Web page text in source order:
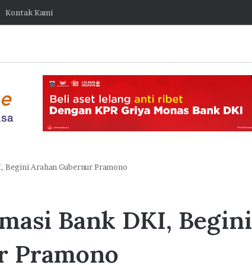
Kontak Kami
Arahan Gubernur Pramono
Bank DKI, Begini
Pramono
Capai
Bawa
Bank
Raih